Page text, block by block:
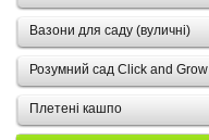
Вазони для саду (вуличні)
Розумний сад Click and Grow
Плетені кашпо